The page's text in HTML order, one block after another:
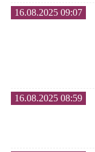
16.08.2025 09:07
16.08.2025 08:59